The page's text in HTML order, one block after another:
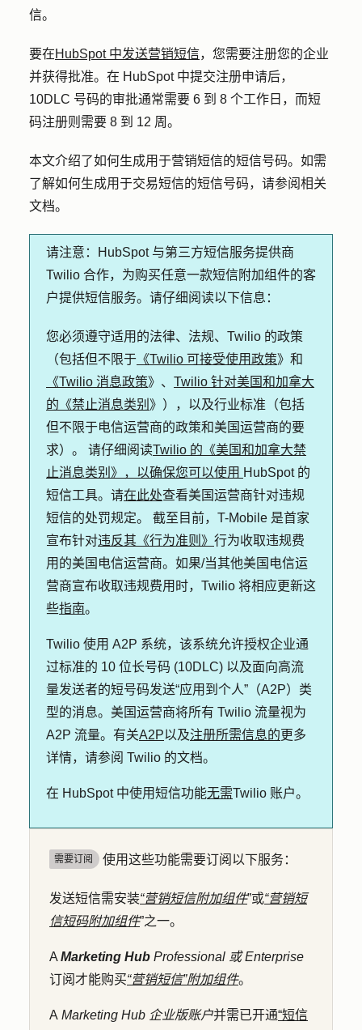
信。
要在HubSpot 中发送营销短信，您需要注册您的企业
并获得批准。在 HubSpot 中提交注册申请后，
10DLC 号码的审批通常需要 6 到 8 个工作日，而短
码注册则需要 8 到 12 周。
本文介绍了如何生成用于营销短信的短信号码。如需
了解如何生成用于交易短信的短信号码，请参阅相关
文档。
请注意：
HubSpot 与第三方短信服务提供商
Twilio 合作，为购买任意一款短信附加组件的客
户提供短信服务。请仔细阅读以下信息：
您必须遵守适用的法律、法规、Twilio 的政策
（包括但不限于 《Twilio 可接受使用政策》和
《Twilio 消息政策》、 Twilio 针对美国和加拿大
的《禁止消息类别 》），以及行业标准（包括
但不限于电信运营商的政策和美国运营商的要
求）。 请仔细阅读Twilio 的《美国和加拿大禁
止消息类别》，以确保您可以使用 HubSpot 的
短信工具。请在此处查看美国运营商针对违规
短信的处罚规定。 截至目前，T-Mobile 是首家
宣布针对违反其《行为准则》 行为收取违规费
用的美国电信运营商。如果/当其他美国电信运
营商宣布收取违规费用时，Twilio 将相应更新这
些指南。
Twilio 使用 A2P 系统，该系统允许授权企业通
过标准的 10 位长号码 (10DLC) 以及面向高流
量发送者的短号码发送“应用到个人”（A2P）类
型的消息。美国运营商将所有 Twilio 流量视为
A2P 流量。有关A2P以及注册所需信息的更多
详情，请参阅 Twilio 的文档。
在 HubSpot 中使用短信功能无需Twilio 账户。
需要订阅 使用这些功能需要订阅以下服务：
发送短信需安装“营销短信附加组件”或“营销短
信短码附加组件”之一。
A Marketing Hub Professional 或Enterprise
订阅才能购买“营销短信”附加组件。
A Marketing Hub 企业版账户并需已开通“短信